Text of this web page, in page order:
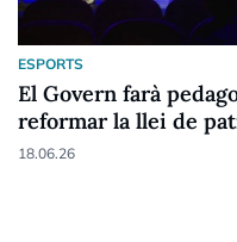
ESPORTS
El Govern farà
reformar la llei de
18.06.26